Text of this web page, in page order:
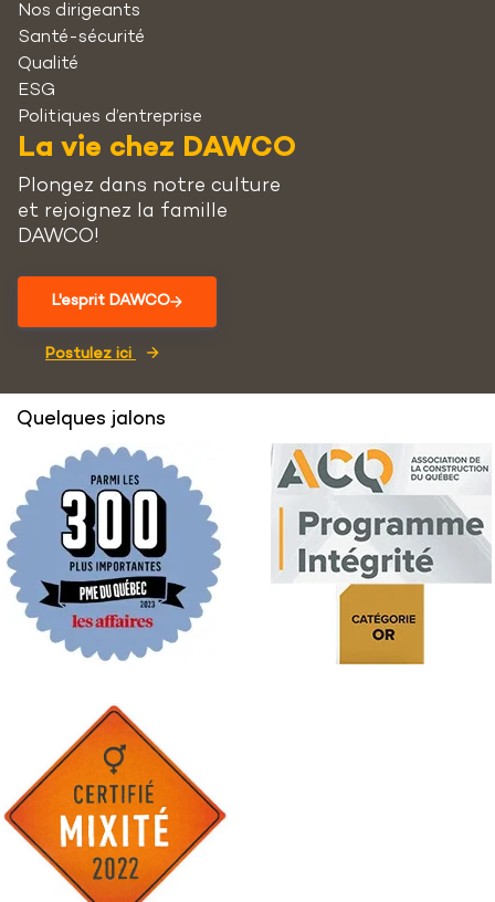
Nos dirigeants
Santé-sécurité
Qualité
ESG
Politiques d’entreprise
La vie chez DAWCO
Plongez dans notre culture
et rejoignez la famille
DAWCO!
L'esprit DAWCO
Postulez ici
Quelques jalons